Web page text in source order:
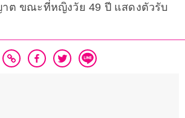
ต ขณะที่หญิงวัย 49 ปี แสดงตัวรับ